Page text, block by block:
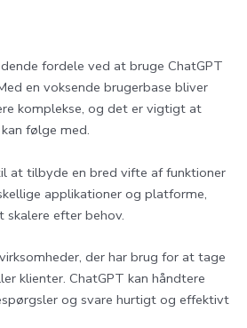
fordele ved at bruge ChatGPT
en voksende brugerbase bliver
komplekse, og det er vigtigt at
følge med.
at tilbyde en bred vifte af funktioner
applikationer og platforme,
efter behov.
der har brug for at tage
klienter. ChatGPT kan håndtere
og svare hurtigt og effektivt